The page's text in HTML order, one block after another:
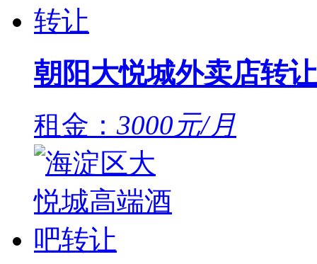
朝阳大悦城外卖店转让
租金： 3000元/月